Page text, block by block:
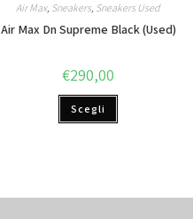
Air Max, Sneakers, Sneakers Used
Air Max Dn Supreme Black (Used)
€290,00
Scegli